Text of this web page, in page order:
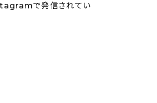
で発信されてい